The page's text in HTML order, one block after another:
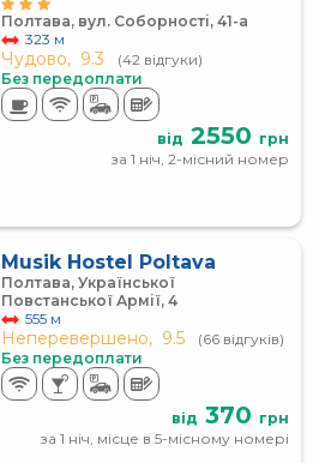
Полтава, вул. Соборності, 41-а
323 м
Чудово, 9.3
(42 відгуки)
Без передоплати
від 2550 грн
за 1 ніч, 2-місний номер
Musik Hostel Poltava
Полтава, Української
Повстанської Армії, 4
555 м
Неперевершено, 9.5
(66 відгуків)
Без передоплати
від 370 грн
за 1 ніч, місце в 5-місному номері